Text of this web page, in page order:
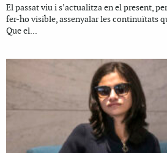
El passat viu i s’actualitza en el present,
fer-ho visible, assenyalar les continuïtats
Que el...